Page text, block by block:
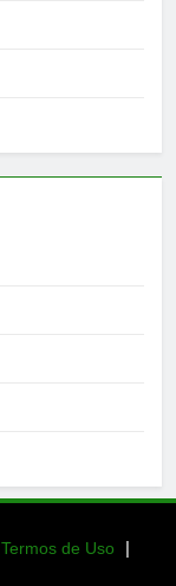
Termos de Uso |